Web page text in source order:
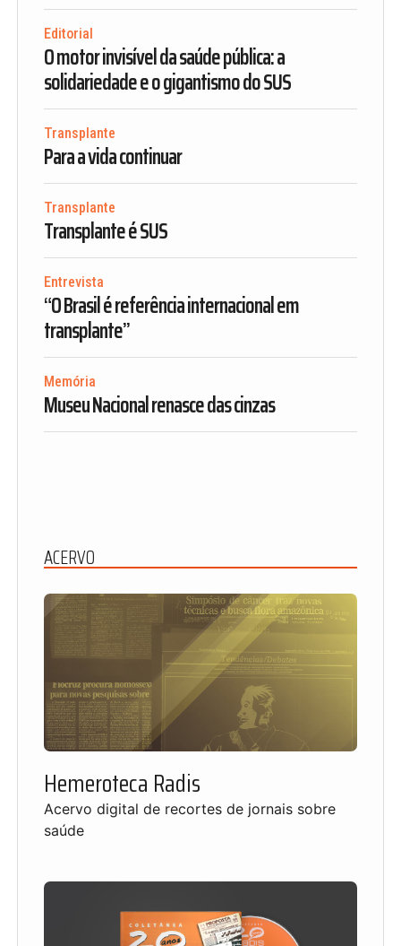
Editorial
O motor invisível da saúde pública: a
solidariedade e o gigantismo do SUS
Transplante
Para a vida continuar
Transplante
Transplante é SUS
Entrevista
“O Brasil é referência internacional em
transplante”
Memória
Museu Nacional renasce das cinzas
ACERVO
Hemeroteca Radis
Acervo digital de recortes de jornais sobre
saúde